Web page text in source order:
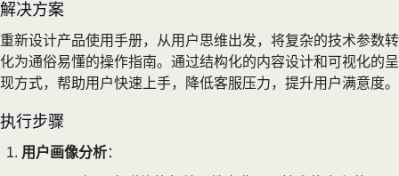
解决方案
重新设计产品使用手册，从用户思维出发，将复杂的技术参数转
化为通俗易懂的操作指南。通过结构化的内容设计和可视化的呈
现方式，帮助用户快速上手，降低客服压力，提升用户满意度。
执行步骤
用户画像分析：